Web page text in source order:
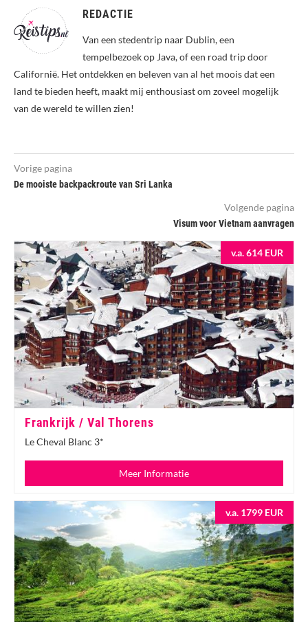
REDACTIE
Van een stedentrip naar Dublin, een
tempelbezoek op Java, of een road trip door
Californië. Het ontdekken en beleven van al het moois dat een
land te bieden heeft, maakt mij enthousiast om zoveel mogelijk
van de wereld te willen zien!
Vorige pagina
De mooiste backpackroute van Sri Lanka
Volgende pagina
Visum voor Vietnam aanvragen
v.a. 614 EUR
Frankrijk / Val Thorens
Le Cheval Blanc 3*
Meer Informatie
v.a. 1799 EUR